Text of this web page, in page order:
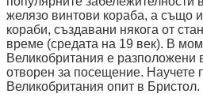
желязо винтови кораба, а също
кораби, създавани някога от
време (средата на 19 век). В
Великобритания е разположени
отворен за посещение. Научете
Великобритания опит в Бристол.